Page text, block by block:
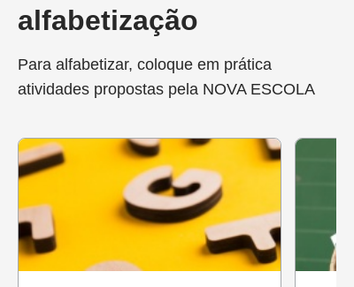
alfabetização
Para alfabetizar, coloque em prática
atividades propostas pela NOVA ESCOLA